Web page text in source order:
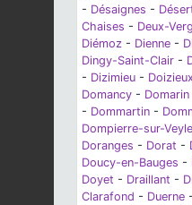
- Désaignes -
Chaises - Deux-
Diémoz - Dienne -
Dingy-Saint-Clair -
- Dizimieu - Doizieux
Domancy - Domarin
- Dommartin -
Dompierre-sur-Veyle
Doranges - Dorat -
Doucy-en-Bauges -
Doyet - Draillant -
Clarafond - Duerne -